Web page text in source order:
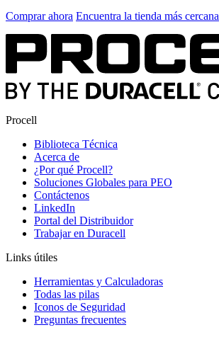
Comprar ahora Encuentra la tienda más cercana
Procell
Biblioteca Técnica
Acerca de
¿Por qué Procell?
Soluciones Globales para PEO
Contáctenos
LinkedIn
Portal del Distribuidor
Trabajar en Duracell
Links útiles
Herramientas y Calculadoras
Todas las pilas
Iconos de Seguridad
Preguntas frecuentes